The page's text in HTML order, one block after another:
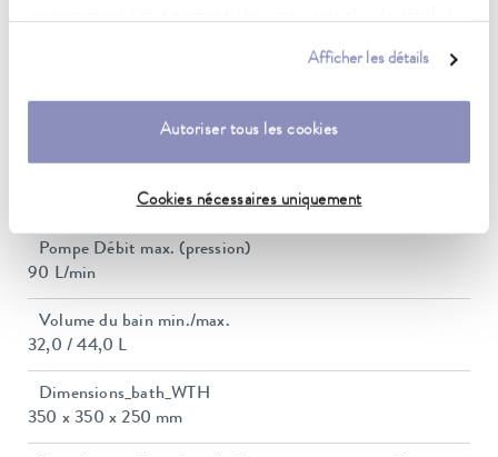
Afficher les détails
Autoriser tous les cookies
Cookies nécessaires uniquement
Consommation de courant
Pompe Débit max. (pression)
90 L/min
Volume du bain min./max.
32,0 / 44,0 L
Dimensions_bath_WTH
350 x 350 x 250 mm